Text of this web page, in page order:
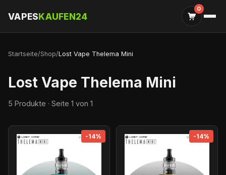
VAPESKAUFEN24
0
Startseite/Shop/Lost Vape Thelema Mini
Lost Vape Thelema Mini
5 Produkte · Seite 1 von 1
-14% -14%